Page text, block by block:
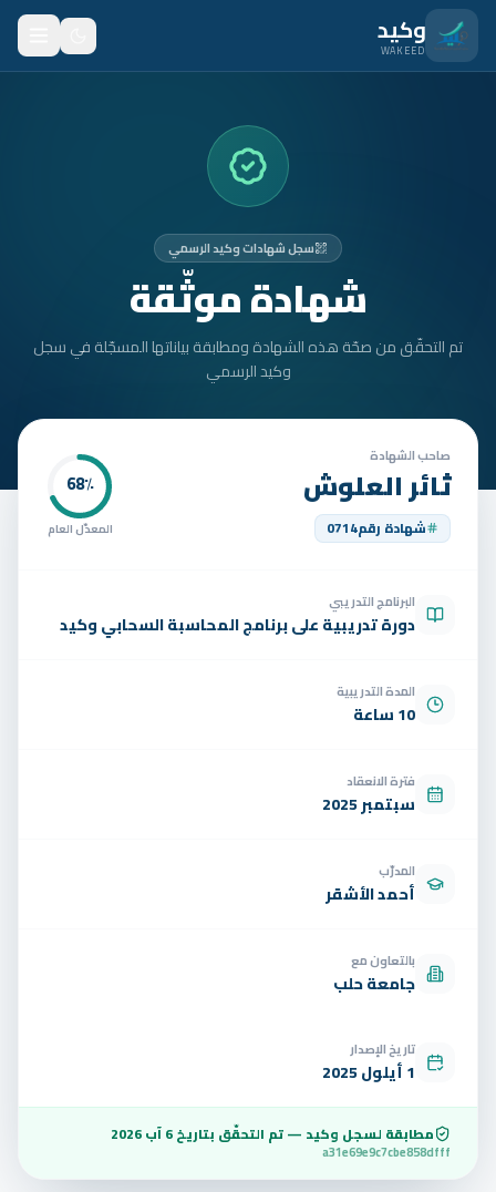
انتقل للمحتوى الرئيسي
وكيد
WAKEED
المتدربون
الأمان
تواصل
الوظائف
سجل شهادات وكيد الرسمي
شهادة موثّقة
تم التحقّق من صحّة هذه الشهادة ومطابقة بياناتها المسجّلة في سجل
وكيد الرسمي
صاحب الشهادة
ثائر العلوش
شهادة رقم0714
68٪
المعدّل العام
البرنامج التدريبي
دورة تدريبية على برنامج المحاسبة السحابي وكيد
المدة التدريبية
10 ساعة
فترة الانعقاد
سبتمبر 2025
المدرّب
أحمد الأشقر
بالتعاون مع
جامعة حلب
تاريخ الإصدار
1 أيلول 2025
مطابقة لسجل وكيد — تم التحقّق بتاريخ6 آب 2026
a31e69e9c7cbe858dfff